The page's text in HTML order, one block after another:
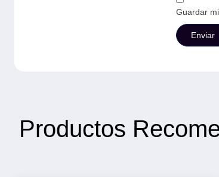
Guardar
Productos